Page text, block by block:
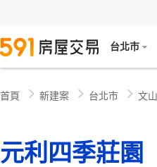
台北市
首頁 新建案 台北市 文
元利四季莊園